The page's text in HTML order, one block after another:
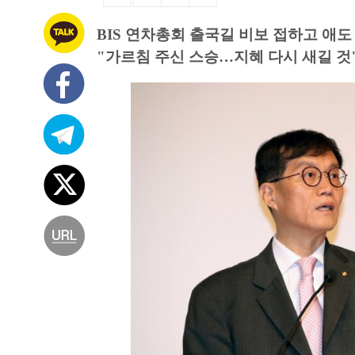
BIS 연차총회 출국길 비보 접하고 애도
"가르침 주신 스승…지혜 다시 새길